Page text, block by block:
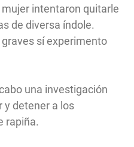
mujer intentaron quitarle
de diversa índole.
sí experimento
una investigación
y detener a los
rapiña.